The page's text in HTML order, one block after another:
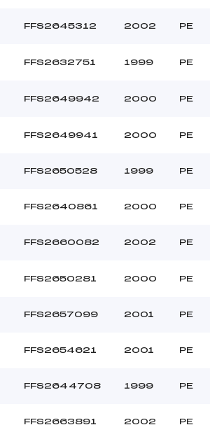
FFS2645312 2002 PE
FFS2632751 1999 PE
FFS2649942 2000 PE
FFS2649941 2000 PE
FFS2650528 1999 PE
FFS2640861 2000 PE
FFS2660082 2002 PE
FFS2650281 2000 PE
FFS2657099 2001 PE
FFS2654621 2001 PE
FFS2644708 1999 PE
FFS2663891 2002 PE